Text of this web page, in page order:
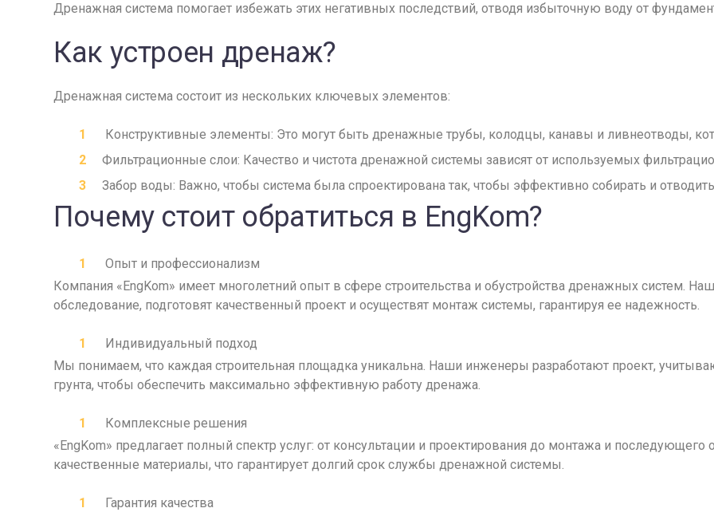
Дренажная система помогает избежать этих негативных последствий, отводя избыточную воду от
Как устроен дренаж?
Дренажная система состоит из нескольких ключевых элементов:
Конструктивные элементы: Это могут быть дренажные трубы, колодцы, канавы и ливнеотводы,
Фильтрационные слои: Качество и чистота дренажной системы зависят от используемых
Забор воды: Важно, чтобы система была спроектирована так, чтобы эффективно собирать и
Почему стоит обратиться в EngKom?
Опыт и профессионализм
Компания «EngKom» имеет многолетний опыт в сфере строительства и обустройства дренажных систем.
обследование, подготовят качественный проект и осуществят монтаж системы, гарантируя ее надежность.
Индивидуальный подход
Мы понимаем, что каждая строительная площадка уникальна. Наши инженеры разработают проект,
грунта, чтобы обеспечить максимально эффективную работу дренажа.
Комплексные решения
«EngKom» предлагает полный спектр услуг: от консультации и проектирования до монтажа и
качественные материалы, что гарантирует долгий срок службы дренажной системы.
Гарантия качества